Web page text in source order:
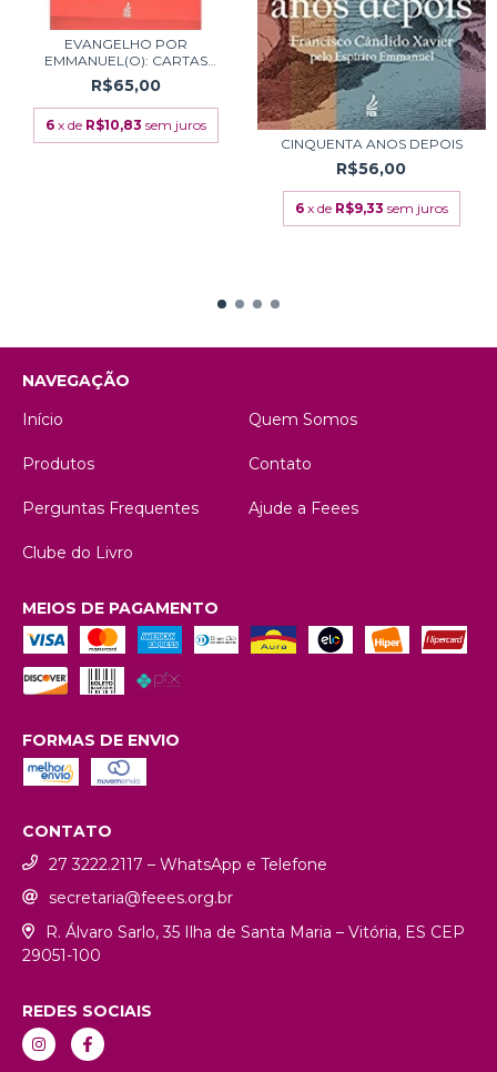
EVANGELHO POR
EMMANUEL(O): CARTAS
UNIVER...
R$65,00
6 x de R$10,83 sem juros
CINQUENTA ANOS DEPOIS
R$56,00
6 x de R$9,33 sem juros
NAVEGAÇÃO
Início
Quem Somos
Produtos Contato
Perguntas Frequentes Ajude a Feees
Clube do Livro
MEIOS DE PAGAMENTO
FORMAS DE ENVIO
CONTATO
27 3222.2117 – WhatsApp e Telefone
secretaria@feees.org.br
R. Álvaro Sarlo, 35 Ilha de Santa Maria – Vitória, ES CEP
29051-100
REDES SOCIAIS